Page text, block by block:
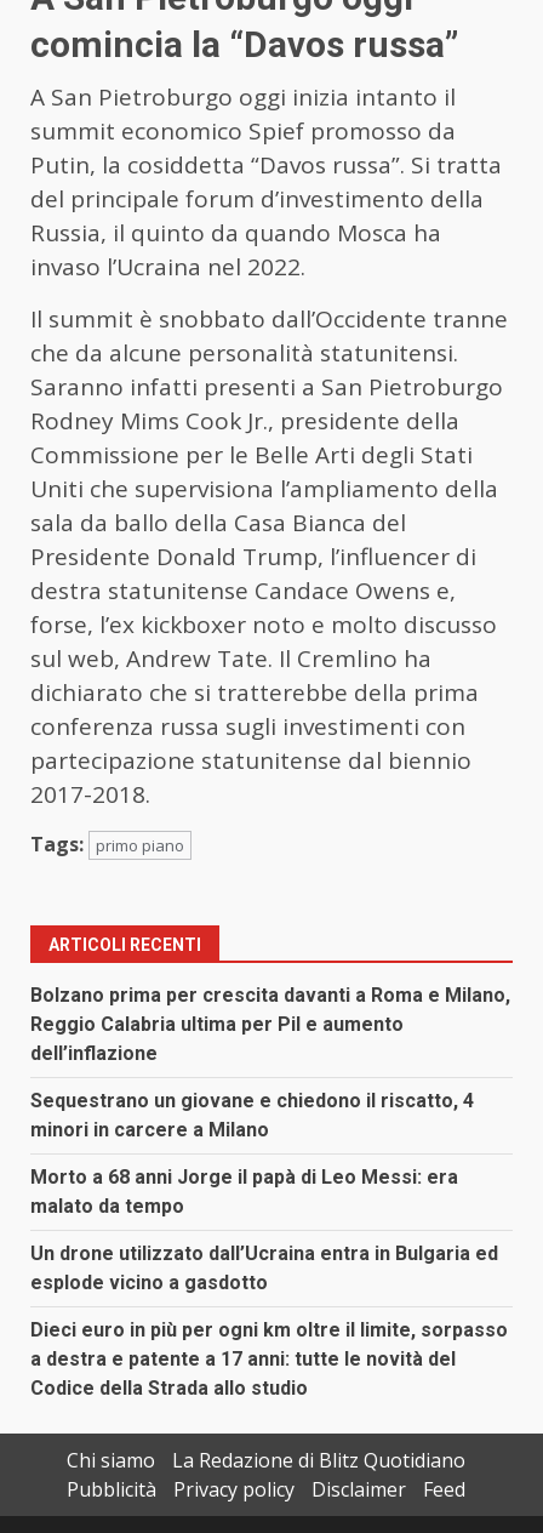
comincia la “Davos russa”
A San Pietroburgo oggi inizia intanto il
summit economico Spief promosso da
Putin, la cosiddetta “Davos russa”. Si tratta
del principale forum d’investimento della
Russia, il quinto da quando Mosca ha
invaso l’Ucraina nel 2022.
Il summit è snobbato dall’Occidente tranne
che da alcune personalità statunitensi.
Saranno infatti presenti a San Pietroburgo
Rodney Mims Cook Jr., presidente della
Commissione per le Belle Arti degli Stati
Uniti che supervisiona l’ampliamento della
sala da ballo della Casa Bianca del
Presidente Donald Trump, l’influencer di
destra statunitense Candace Owens e,
forse, l’ex kickboxer noto e molto discusso
sul web, Andrew Tate. Il Cremlino ha
dichiarato che si tratterebbe della prima
conferenza russa sugli investimenti con
partecipazione statunitense dal biennio
2017-2018.
Tags: primo piano
ARTICOLI RECENTI
Bolzano prima per crescita davanti a Roma e Milano,
Reggio Calabria ultima per Pil e aumento
dell’inflazione
Sequestrano un giovane e chiedono il riscatto, 4
minori in carcere a Milano
Morto a 68 anni Jorge il papà di Leo Messi: era
malato da tempo
Un drone utilizzato dall’Ucraina entra in Bulgaria ed
esplode vicino a gasdotto
Dieci euro in più per ogni km oltre il limite, sorpasso
a destra e patente a 17 anni: tutte le novità del
Codice della Strada allo studio
Chi siamo
La Redazione di Blitz Quotidiano
Pubblicità
Privacy policy Disclaimer
Feed